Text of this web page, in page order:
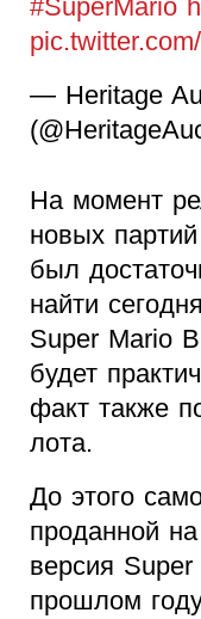
#SuperMario
— Heritage
На момент
новых
был
найти
Super Mario
будет
факт также
лота.
До этого
проданной
версия
прошлом